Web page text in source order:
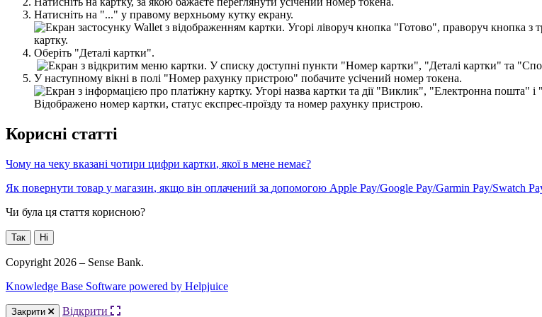
Натисніть на "..." у правому верхньому кутку екрану.
Оберіть "Деталі картки".
У наступному вікні в полі "Номер рахунку пристрою" побачите усічений номер токена.
Корисні статті
Чому на чеку вказані чотири цифри картки, якої в мене немає?
Як повернути товар у магазин, якщо він оплачений за допомогою Apple Pay/Google Pay/Garmin Pay/Swatch
Чи була ця стаття корисною?
Так Ні
Copyright 2026 – Sense Bank.
Knowledge Base Software powered by Helpjuice
Закрити Відкрити